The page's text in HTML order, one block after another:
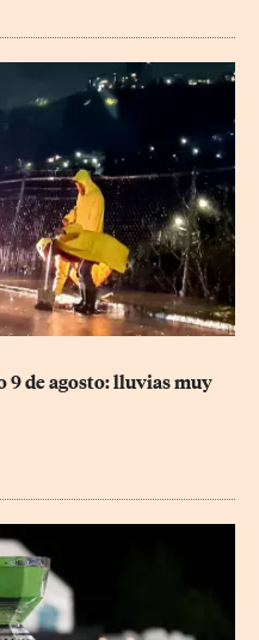
9 de agosto: lluvias muy